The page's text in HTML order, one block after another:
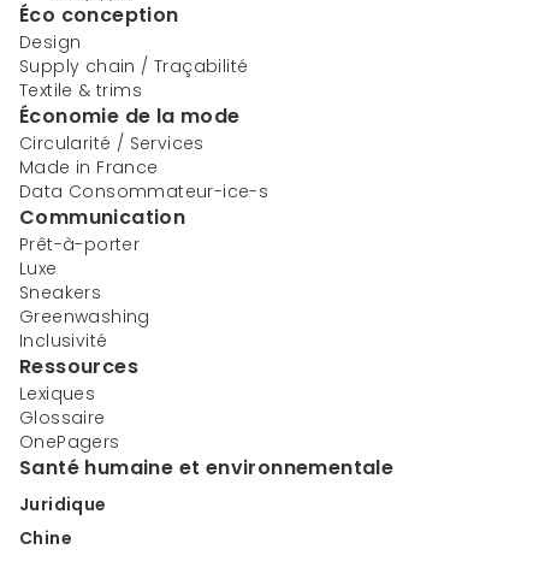
Éco conception
Design
Supply chain / Traçabilité
Textile & trims
Économie de la mode
Circularité / Services
Made in France
Data Consommateur-ice-s
Communication
Prêt-à-porter
Luxe
Sneakers
Greenwashing
Inclusivité
Ressources
Lexiques
Glossaire
OnePagers
Santé humaine et environnementale
Juridique
Chine